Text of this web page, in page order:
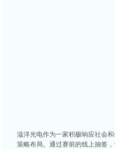
溢洋光电作为一家积极响应社会
策略布局。通过赛前的线上抽签